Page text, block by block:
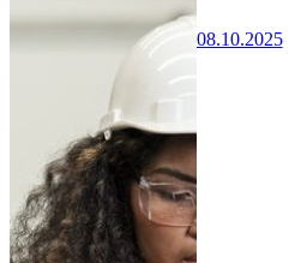
08.10.2025